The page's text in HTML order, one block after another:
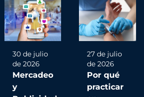
30 de julio
de 2026
Mercadeo
y
27 de julio
de 2026
Por qué
practicar